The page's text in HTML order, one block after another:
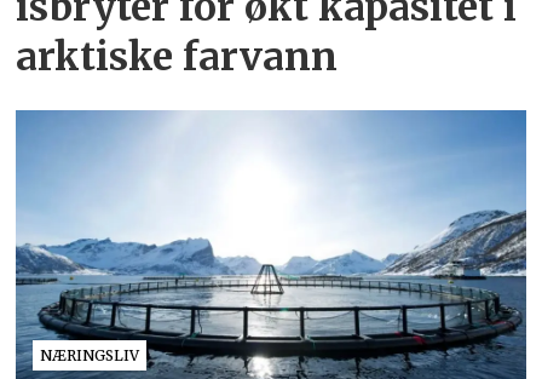
arktiske farvann
NÆRINGSLIV